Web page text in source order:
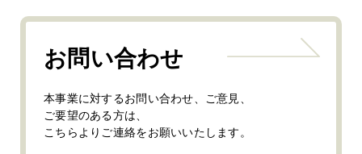
お問い合わせ
本事業に対するお問い合わせ、ご意見、
ご要望のある方は、
こちらよりご連絡をお願いいたします。